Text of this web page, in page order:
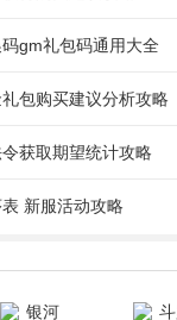
gm礼包码通用大全
包购买建议分析攻略
获取期望统计攻略
新服活动攻略